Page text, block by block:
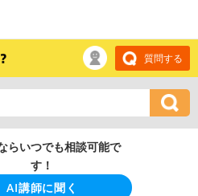
質問する
らいつでも相談可能で
す！
AI講師に聞く